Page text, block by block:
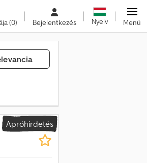
(0) Bejelentkezés Nyelv Menü
Apróhirdetés